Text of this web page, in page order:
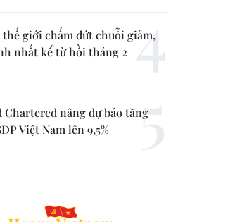
thế giới chấm dứt chuỗi giảm,
nhất kể từ hồi tháng 2
Chartered nâng dự báo tăng
Việt Nam lên 9,5%